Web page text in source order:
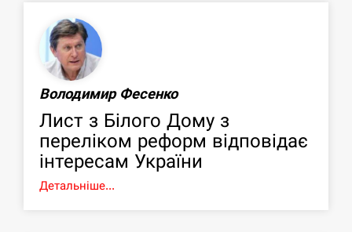
Володимир Фесенко
Лист з Білого Дому з
переліком реформ відповідає
інтересам України
Детальніше...